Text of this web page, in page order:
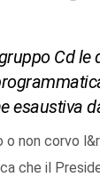
Cd le
esaustiva
o non corvo
che il